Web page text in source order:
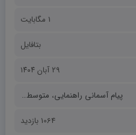
1 مگابایت
بتافایل
۲۹ آبان ۱۴۰۴
پیام آسمانی راهنمایی، متوسطه اول
1064 بازدید